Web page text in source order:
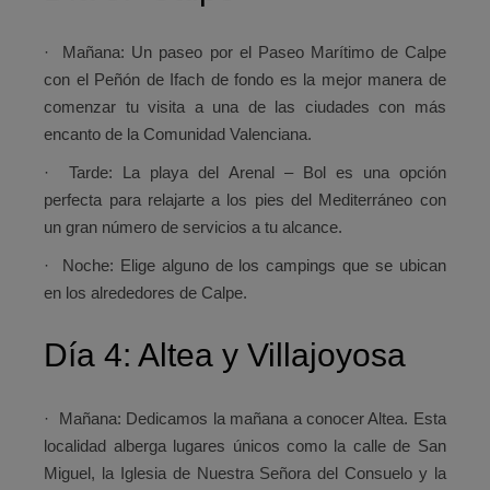
· Mañana: Un paseo por el Paseo Marítimo de Calpe
con el Peñón de Ifach de fondo es la mejor manera de
comenzar tu visita a una de las ciudades con más
encanto de la Comunidad Valenciana.
·Tarde: La playa del Arenal – Bol es una opción
perfecta para relajarte a los pies del Mediterráneo con
un gran número de servicios a tu alcance.
· Noche: Elige alguno de los campings que se ubican
en los alrededores de Calpe.
Día 4: Altea y Villajoyosa
· Mañana: Dedicamos la mañana a conocer Altea. Esta
localidad alberga lugares únicos como la calle de San
Miguel, la Iglesia de Nuestra Señora del Consuelo y la